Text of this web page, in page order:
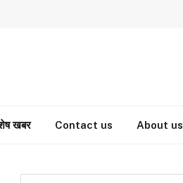
खबर Contact us About us